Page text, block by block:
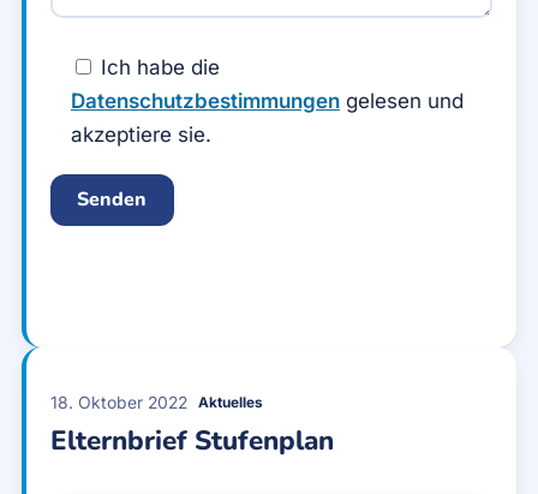
Ich habe die
Datenschutzbestimmungengelesen und
akzeptiere sie.
18. Oktober 2022 Aktuelles
Elternbrief Stufenplan